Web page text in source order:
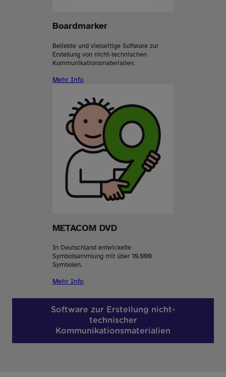
Boardmarker
Beliebte und vielseitige Software zur
Erstellung von nicht-technischen
Kommunikationsmaterialien.
Mehr Info
METACOM DVD
In Deutschland entwickelte
Symbolsammlung mit über 10.000
Symbolen.
Mehr Info
Software zur Erstellung nicht-
technischer
Kommunikationsmaterialien